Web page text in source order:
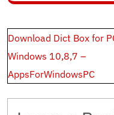
Post
navigation
Download Dict Box for
Windows 10,8,7 –
AppsForWindowsPC